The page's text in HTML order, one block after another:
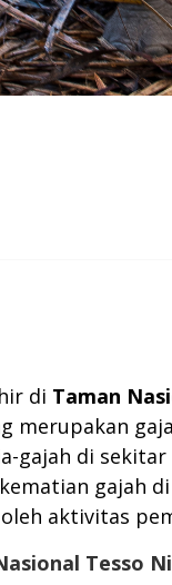
di Taman
merupakan
di
aktivitas
Tesso